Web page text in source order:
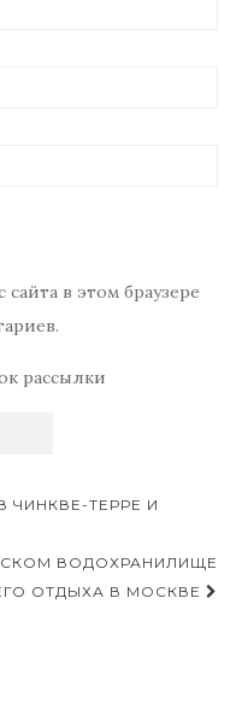
в этом браузере
рассылки
ЧИНКВЕ-ТЕРРЕ И
ВОДОХРАНИЛИЩЕ
ОТДЫХА В МОСКВЕ